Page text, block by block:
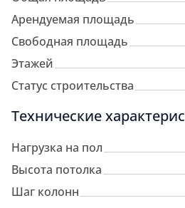
Арендуемая площадь
Свободная площадь
Этажей
Статус строительства
Технические
Нагрузка на пол
Высота потолка
Шаг колонн